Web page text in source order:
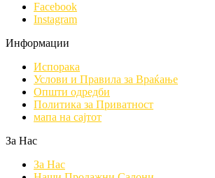
Facebook
Instagram
Информации
Испорака
Услови и Правила за Враќање
Општи одредби
Политика за Приватност
мапа на сајтот
За Нас
За Нас